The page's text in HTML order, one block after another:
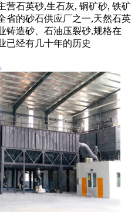
营石英砂,生石灰, 铜矿砂, 铁矿
省的砂石供应厂之一,天然石英
铸造砂、石油压裂砂,规格在
已经有几十年的历史